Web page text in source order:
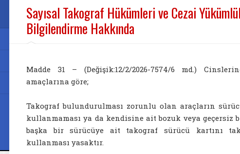
Sayısal Takograf Hükümleri ve Cezai
Bilgilendirme Hakkında
Madde 31 – (Değişik:12/2/2026-7574/6 md.)
amaçlarına göre;
Takograf bulundurulması zorunlu olan araçların
kullanmaması ya da kendisine ait bozuk veya geçersiz
başka bir sürücüye ait takograf sürücü kartını
kullanması yasaktır.